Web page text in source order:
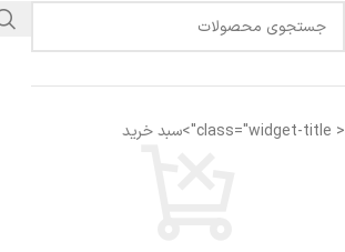
برای آشنایی با شیوه استفاده ویدیو زیر را مشاهده
کنید
< class="widget-title">سبد خرید